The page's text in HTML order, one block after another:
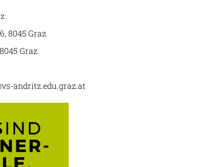
8045 Graz
Graz
andritz.edu.graz.at